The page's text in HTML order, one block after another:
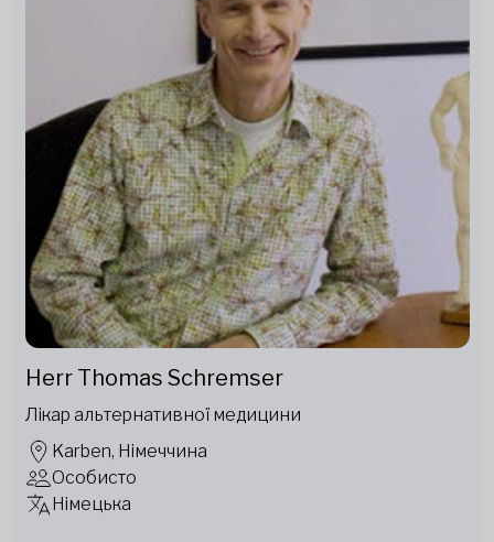
Herr Thomas Schremser
Лікар альтернативної медицини
Karben, Німеччина
Особисто
Німецька